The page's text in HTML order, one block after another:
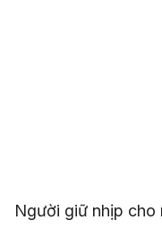
Người giữ nhịp cho